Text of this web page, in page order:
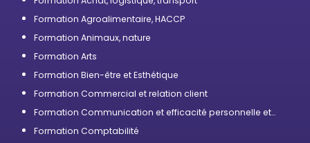
Formation Agroalimentaire, HACCP
Formation Animaux, nature
Formation Arts
Formation Bien-être et Esthétique
Formation Commercial et relation client
Formation Communication et efficacité personnelle et
Formation Comptabilité